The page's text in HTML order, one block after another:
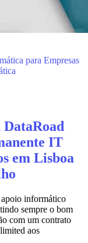
para Empresas
IT
em Lisboa
informático
sempre o bom
com um contrato
aos